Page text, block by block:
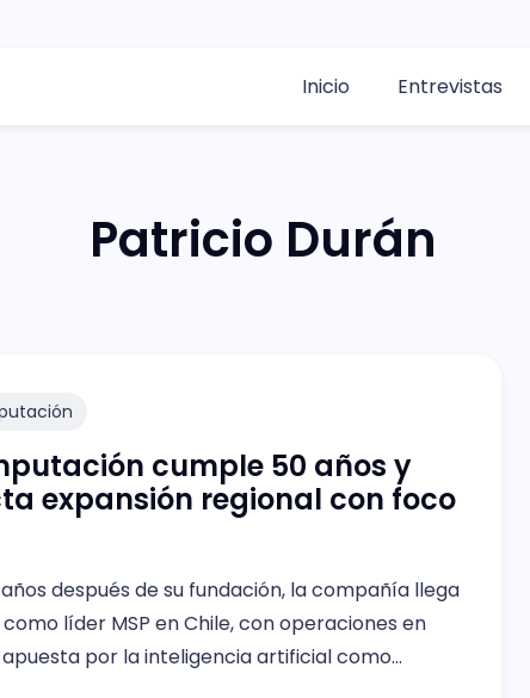
Inicio Entrevistas
Patricio Durán
cumple 50 años y
expansión regional con foco
después de su fundación, la compañía llega
líder MSP en Chile, con operaciones en
apuesta por la inteligencia artificial como